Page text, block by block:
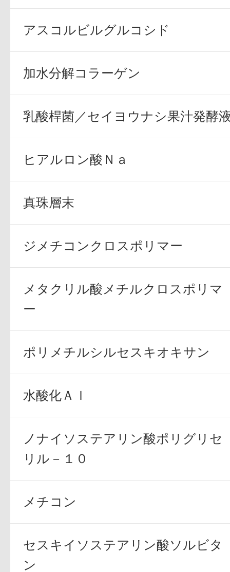
スキンケア
メイクアップ
ギフト
ご利用ガイド
よくあるご質問
アスコルビルグルコシド
加水分解コラーゲン
乳酸桿菌／セイヨウナシ果汁発酵
ヒアルロン酸Ｎａ
真珠層末
ジメチコンクロスポリマー
メタクリル酸メチルクロスポリマ
ー
ポリメチルシルセスキオキサン
水酸化Ａｌ
ノナイソステアリン酸ポリグリセ
リル－１０
メチコン
セスキイソステアリン酸ソルビタ
ン